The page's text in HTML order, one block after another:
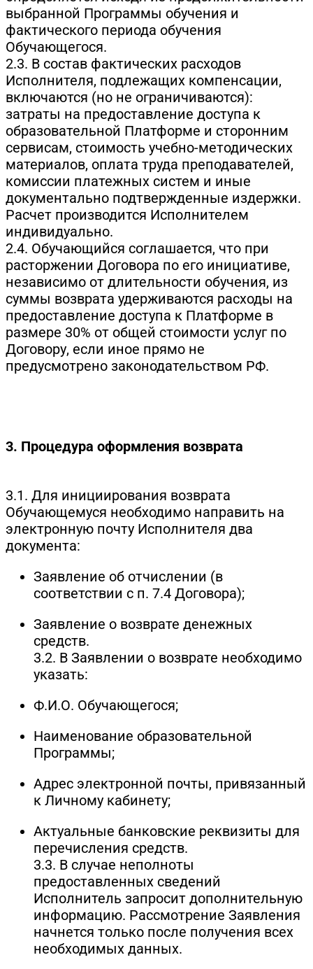
выбранной Программы обучения и
фактического периода обучения
Обучающегося.
2.3. В состав фактических расходов
Исполнителя, подлежащих компенсации,
включаются (но не ограничиваются):
затраты на предоставление доступа к
образовательной Платформе и сторонним
сервисам, стоимость учебно-методических
материалов, оплата труда преподавателей,
комиссии платежных систем и иные
документально подтвержденные издержки.
Расчет производится Исполнителем
индивидуально.
2.4. Обучающийся соглашается, что при
расторжении Договора по его инициативе,
независимо от длительности обучения, из
суммы возврата удерживаются расходы на
предоставление доступа к Платформе в
размере 30% от общей стоимости услуг по
Договору, если иное прямо не
предусмотрено законодательством РФ.
3. Процедура оформления возврата
3.1. Для инициирования возврата
Обучающемуся необходимо направить на
электронную почту Исполнителя два
документа:
Заявление об отчислении (в
соответствии с п. 7.4 Договора);
Заявление о возврате денежных
средств.
3.2. В Заявлении о возврате необходимо
указать:
Ф.И.О. Обучающегося;
Наименование образовательной
Программы;
Адрес электронной почты, привязанный
к Личному кабинету;
Актуальные банковские реквизиты для
перечисления средств.
3.3. В случае неполноты
предоставленных сведений
Исполнитель запросит дополнительную
информацию. Рассмотрение Заявления
начнется только после получения всех
необходимых данных.